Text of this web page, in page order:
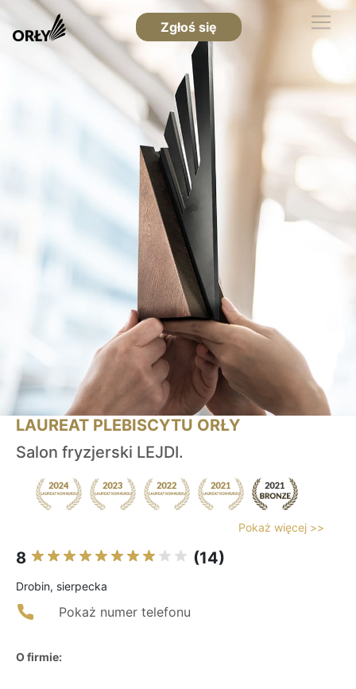
Zgłoś się
LAUREAT PLEBISCYTU ORŁY
Salon fryzjerski LEJDI.
Pokaż więcej >>
8 (14)
Drobin, sierpecka
Pokaż numer telefonu
O firmie: